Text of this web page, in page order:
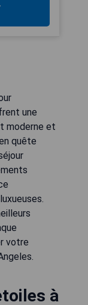
une
moderne et
quête
votre
à